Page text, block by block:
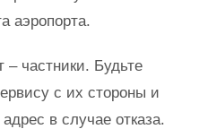
аэропорта.
– частники. Будьте
с их стороны и
в случае отказа.